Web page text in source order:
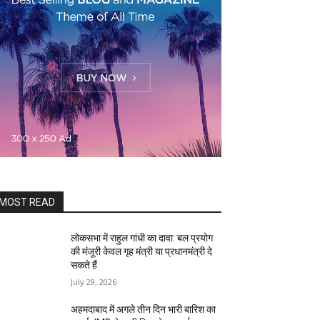
READ
लोकसभा में राहुल गांधी का दावा: बल प्रयोग
की मंजूरी केवल गृह मंत्री या प्रधानमंत्री दे
सकते हैं
July 29, 2026
अहमदाबाद में अगले तीन दिन भारी बारिश का